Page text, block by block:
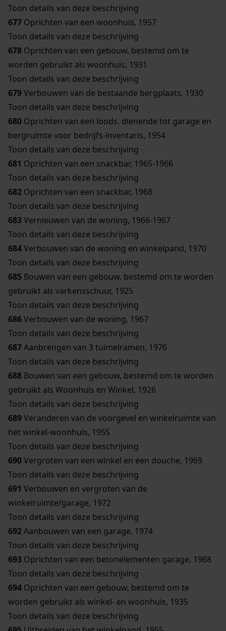
Toon details van deze beschrijving
677 Oprichten van een woonhuis, 1957
Toon details van deze beschrijving
678 Oprichten van een gebouw, bestemd om te
worden gebruikt als woonhuis, 1931
Toon details van deze beschrijving
679Verbouwen van de bestaande bergplaats, 1930
Toon details van deze beschrijving
680 Oprichten van een loods, dienende tot garage en
bergruimte voor bedrijfs-inventaris, 1954
Toon details van deze beschrijving
681 Oprichten van een snackbar, 1965-1966
Toon details van deze beschrijving
682 Oprichten van een snackbar, 1968
Toon details van deze beschrijving
683Vernieuwen van de woning, 1966-1967
Toon details van deze beschrijving
684Verbouwen van de woning en winkelpand, 1970
Toon details van deze beschrijving
685 Bouwen van een gebouw, bestemd om te worden
gebruikt als varkensschuur, 1925
Toon details van deze beschrijving
686Verbouwen van de woning, 1967
Toon details van deze beschrijving
687Aanbrengen van 3 tuimelramen, 1976
Toon details van deze beschrijving
688 Bouwen van een gebouw, bestemd om te worden
gebruikt als Woonhuis en Winkel, 1926
Toon details van deze beschrijving
689Veranderen van de voorgevel en winkelruimte van
het winkel-woonhuis, 1955
Toon details van deze beschrijving
690Vergroten van een winkel en een douche, 1969
Toon details van deze beschrijving
691 Verbouwen en vergroten van de
winkelruimte/garage, 1972
Toon details van deze beschrijving
692Aanbouwen van een garage, 1974
Toon details van deze beschrijving
693 Oprichten van een betonelementen garage, 1968
Toon details van deze beschrijving
694 Oprichten van een gebouw, bestemd om te
worden gebruikt als winkel- en woonhuis, 1935
Toon details van deze beschrijving